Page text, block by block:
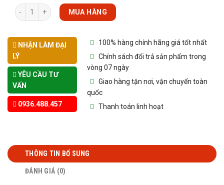
Số lượng
MUA HÀNG
NHẬN LÀM ĐẠI
LÝ
YÊU CẦU TƯ
VẤN
0936.488.457
100% hàng chính hãng giá tốt nhất
Chính sách đổi trả sản phẩm trong
vòng 07 ngày
Giao hàng tận nơi, vận chuyển toàn
quốc
Thanh toán linh hoạt
THÔNG TIN BỔ SUNG
ĐÁNH GIÁ (0)